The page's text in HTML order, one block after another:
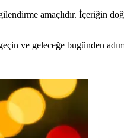
amaçlıdır. İçeriğin
ve geleceğe bugünden